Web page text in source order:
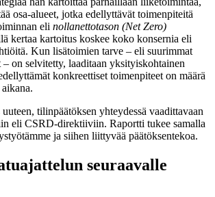
osa-alueet, jotka edellyttävät toimenpiteitä
eli nollanettotason (Net Zero)
kertaa kartoitus koskee koko konsernia eli
Kun lisätoimien tarve – eli suurimmat
– on selvitetty, laaditaan yksityiskohtainen
konkreettiset toimenpiteet on määrä
tilinpäätöksen yhteydessä vaadittavaan
eli CSRD-direktiiviin. Raportti tukee samalla
ja siihen liittyvää päätöksentekoa.
seuraavalle